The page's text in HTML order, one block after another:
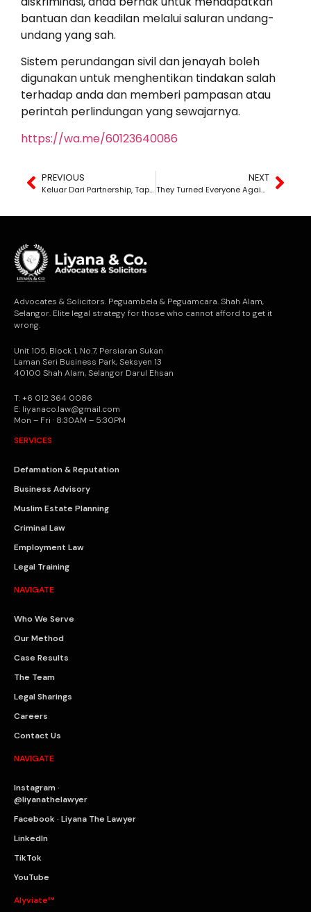
bantuan dan keadilan melalui saluran undang-
undang yang sah.
Sistem perundangan sivil dan jenayah boleh
digunakan untuk menghentikan tindakan salah
terhadap anda dan memberi pampasan atau
perintah perlindungan yang sewajarnya.
https://wa.me/60123640086
PREVIOUS
Keluar Dari Partnership, Tapi Kena Saman Sebab Buka Klinik Sendiri?
NEXT
They Turned Everyone Against Me – That’s Defamation
Advocates & Solicitors. Peguambela & Peguamcara. Shah Alam,
Selangor. Elite legal strategy for those who cannot afford to get it
wrong.
Unit 105, Block 1, No.7, Persiaran Sukan
Laman Seri Business Park, Seksyen 13
40100 Shah Alam, Selangor Darul Ehsan
T: +6 012 364 0086
E: liyanaco.law@gmail.com
Mon – Fri · 8:30AM – 5:30PM
SERVICES
Defamation & Reputation
Business Advisory
Muslim Estate Planning
Criminal Law
Employment Law
Legal Training
NAVIGATE
Who We Serve
Our Method
Case Results
The Team
Legal Sharings
Careers
Contact Us
NAVIGATE
Instagram ·
@liyanathelawyer
Facebook · Liyana The Lawyer
LinkedIn
TikTok
YouTube
Alyviate™